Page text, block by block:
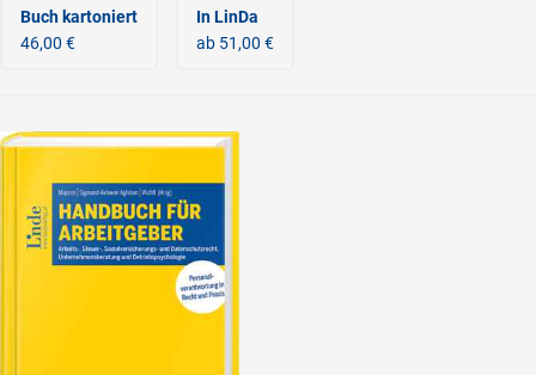
Buch kartoniert
46,00 €
In LinDa
ab 51,00 €